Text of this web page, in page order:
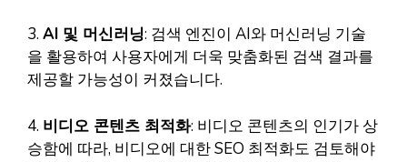
3. AI 및 머신러닝: 검색 엔진이 AI와 머신러닝 기술
을 활용하여 사용자에게 더욱 맞춤화된 검색 결과를
제공할 가능성이 커졌습니다.
4. 비디오 콘텐츠 최적화: 비디오 콘텐츠의 인기가 상
승함에 따라, 비디오에 대한 SEO 최적화도 검토해야